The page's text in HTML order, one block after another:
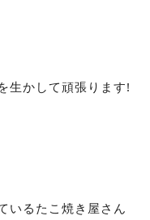
生かして頑張ります!
いるたこ焼き屋さん